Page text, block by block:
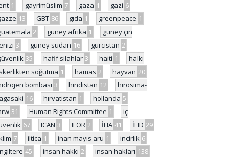
1 gayrimüslim 7 gaza 1 gazi 6
13 GBT 86 gıda 1 greenpeace 1
2 güney afrika 1
güney çin
3 güney sudan 16 gürcistan 2
35 hafif silahlar 3 haiti 1
halkı
soğutma 1 hamas 2 hayvan 20
bombası 3 hindistan 12
hirosima-
16 hırvatistan 1 hollanda 5
31 Human Rights Committee 1
iç
67 ICAN 3 IFOR 2 İHA 41 İHD 29
7 iltica 1 inan mayıs aru 1 incirlik 6
45 insan hakkı 2 insan hakları 138